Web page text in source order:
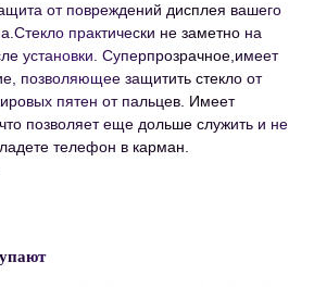
от повреждений дисплея вашего
практически не заметно на
установки. Суперпрозрачное,имеет
позволяющее защитить стекло от
пятен от пальцев. Имеет
позволяет еще дольше служить и не
телефон в карман.